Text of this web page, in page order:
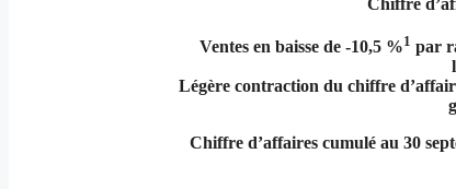
Chiffre
Ventes en baisse de -10,5 %1 par
Légère contraction du chiffre
Chiffre d’affaires cumulé au 30